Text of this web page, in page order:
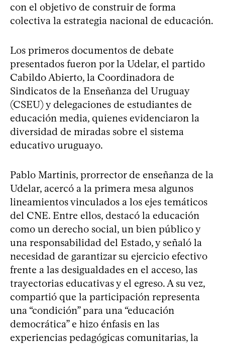
con el objetivo de construir de forma
colectiva la estrategia nacional de educación.
Los primeros documentos de debate
presentados fueron por la Udelar, el partido
Cabildo Abierto, la Coordinadora de
Sindicatos de la Enseñanza del Uruguay
(CSEU) y delegaciones de estudiantes de
educación media, quienes evidenciaron la
diversidad de miradas sobre el sistema
educativo uruguayo.
Pablo Martinis, prorrector de enseñanza de la
Udelar, acercó a la primera mesa algunos
lineamientos vinculados a los ejes temáticos
del CNE. Entre ellos, destacó la educación
como un derecho social, un bien público y
una responsabilidad del Estado, y señaló la
necesidad de garantizar su ejercicio efectivo
frente a las desigualdades en el acceso, las
trayectorias educativas y el egreso. A su vez,
compartió que la participación representa
una “condición” para una “educación
democrática” e hizo énfasis en las
experiencias pedagógicas comunitarias, la